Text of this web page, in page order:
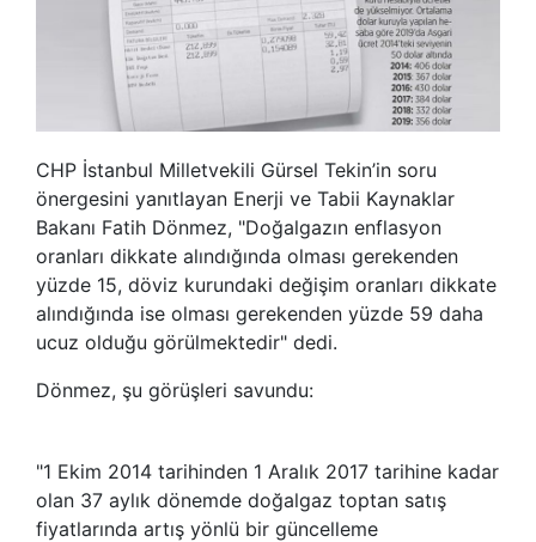
CHP İstanbul Milletvekili Gürsel Tekin’in soru
önergesini yanıtlayan Enerji ve Tabii Kaynaklar
Bakanı Fatih Dönmez, "Doğalgazın enflasyon
oranları dikkate alındığında olması gerekenden
yüzde 15, döviz kurundaki değişim oranları dikkate
alındığında ise olması gerekenden yüzde 59 daha
ucuz olduğu görülmektedir" dedi.
Dönmez, şu görüşleri savundu:
"1 Ekim 2014 tarihinden 1 Aralık 2017 tarihine kadar
olan 37 aylık dönemde doğalgaz toptan satış
fiyatlarında artış yönlü bir güncelleme